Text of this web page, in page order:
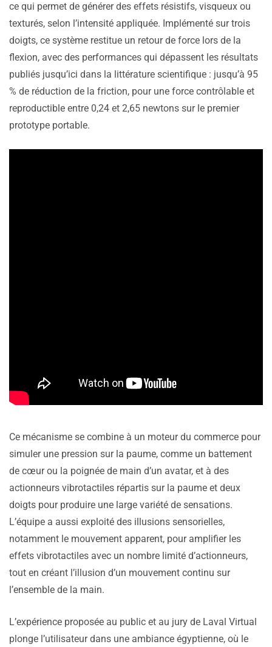
ce qui permet de générer des effets résistifs, visqueux ou
texturés, selon l’intensité appliquée. Implémenté sur trois
doigts, ce système restitue un retour de force lors de la
flexion, avec des performances qui dépassent les résultats
publiés jusqu’ici dans la littérature scientifique : jusqu’à 95
% de réduction de la friction, pour une force contrôlable et
reproductible entre 0,24 et 2,65 newtons sur le premier
prototype portable.
Ce mécanisme se combine à un moteur du commerce pour
simuler une pression sur la paume, comme un battement
de cœur ou la poignée de main d’un avatar, et à des
actionneurs vibrotactiles répartis sur la paume et deux
doigts pour produire une large variété de sensations.
L’équipe a aussi exploité des illusions sensorielles,
notamment le mouvement apparent, pour amplifier les
effets vibrotactiles avec un nombre limité d’actionneurs,
tout en créant l’illusion d’un mouvement continu sur
l’ensemble de la main.
L’expérience proposée au public et au jury de Laval Virtual
plonge l’utilisateur dans une ambiance égyptienne, où le